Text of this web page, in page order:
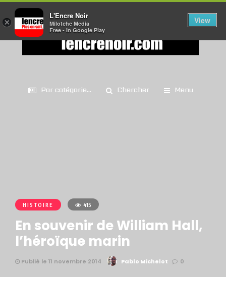
Par catégorie... Chercher Menu
HISTOIRE 415
En souvenir de William Hall,
l’héroïque marin
Publié le 11 novembre 2014 Pablo Michelot 0
×
L'Encre Noir
Milotche Media
Free - In Google Play
View